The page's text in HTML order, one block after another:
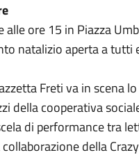
alle ore 15 in Piazza
natalizio aperta a tutti
Freti va in scena
della cooperativa
di performance tra
della